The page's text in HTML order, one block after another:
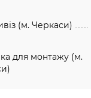
(м. Черкаси)
для монтажу (м.